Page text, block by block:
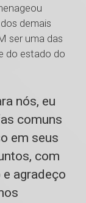
demais
ser uma das
do estado do
nós, eu
comuns
em seus
com
agradeço